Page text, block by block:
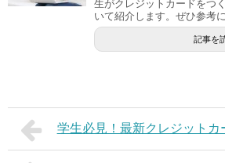
生がクレジットカードをつ
いて紹介します。ぜひ参考
記事を
学生必見！最新クレジットカ